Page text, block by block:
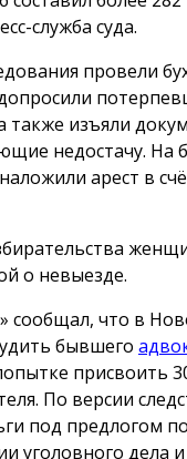
служба суда.
провели
также изъяли
недостачу. На
арест в
о невыезде.
сообщал, что в
бывшего
присвоить
По версии
под предлогом
уголовного дела